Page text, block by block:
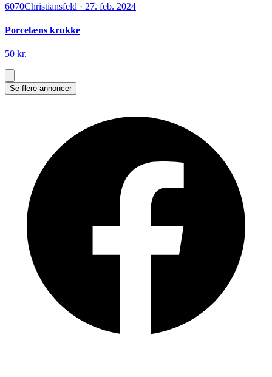
6070Christiansfeld · 27. feb. 2024
Porcelæns krukke
50 kr.
Se flere annoncer